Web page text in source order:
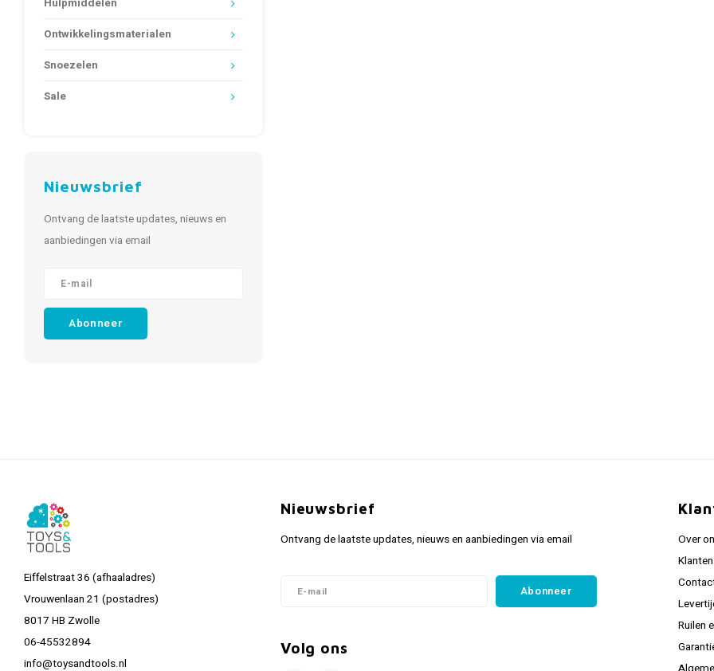
Hulpmiddelen
Ontwikkelingsmaterialen
Snoezelen
Sale
Nieuwsbrief
Ontvang de laatste updates, nieuws en
aanbiedingen via email
Abonneer
Eiffelstraat 36 (afhaaladres)
Vrouwenlaan 21 (postadres)
8017 HB Zwolle
06-45532894
info@toysandtools.nl
Nieuwsbrief
Ontvang de laatste updates, nieuws en aanbiedingen via email
Abonneer
Volg ons
Over
Ruilen